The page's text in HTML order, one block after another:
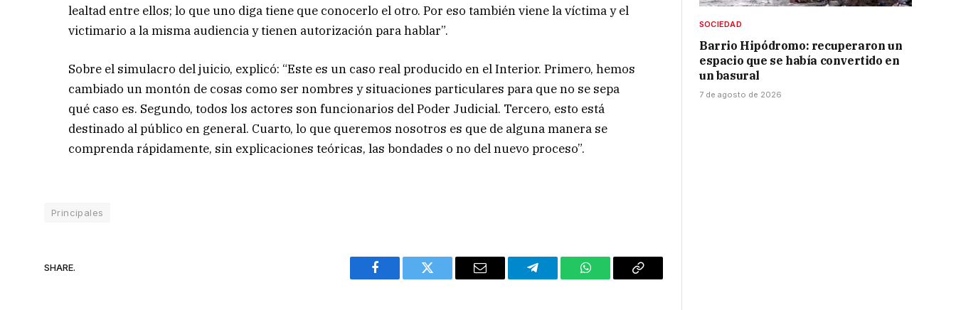
lealtad entre ellos; lo que uno diga tiene que conocerlo el otro. Por eso también viene la víctima y el
victimario a la misma audiencia y tienen autorización para hablar”.
Sobre el simulacro del juicio, explicó: “Este es un caso real producido en el Interior. Primero, hemos
cambiado un montón de cosas como ser nombres y situaciones particulares para que no se sepa
qué caso es. Segundo, todos los actores son funcionarios del Poder Judicial. Tercero, esto está
destinado al público en general. Cuarto, lo que queremos nosotros es que de alguna manera se
comprenda rápidamente, sin explicaciones teóricas, las bondades o no del nuevo proceso”.
Principales
SHARE.
Facebook Twitter Email Telegram WhatsAppCopy
SOCIEDAD
Barrio Hipódromo: recuperaron un
espacio que se había convertido en
un basural
7 de agosto de 2026